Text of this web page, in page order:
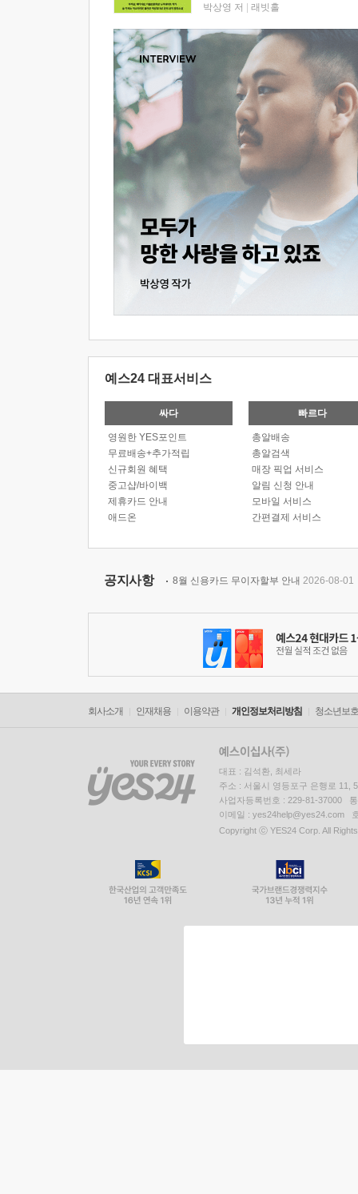
박상영 저 래빗홀
예스24 대표서비스
싸다
영원한 YES포인트
무료배송+추가적립
신규회원 혜택
중고샵/바이백
제휴카드 안내
애드온
빠르다
총알배송
총알검색
매장 픽업 서비스
알림 신청 안내
모바일 서비스
간편결제 서비스
공지사항 8월 신용카드 무이자할부 안내 2026-08-01
회사소개 인재채용 이용약관 개인정보처리방침 청소년보
대표 : 김석환, 최세라
주소 : 서울시 영등포구 은행로 11,
사업자등록번호 : 229-81-37000
이메일 : yes24help@yes24.com
Copyright ⓒ YES24 Corp. All